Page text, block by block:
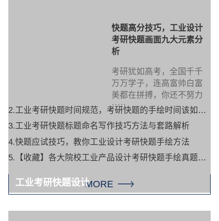
工业考研快题设计
快题高分技巧，工业设计
考研快题画面九大元素分
析
考研犹如高考，全国千千
万万学子，连高富帅白富
美都在拼搏，你还不努力
·····
2.工业考研快题时间规范，考研快题的手绘时间该如何安排？
3.工业考研快题标题命名写作技巧方法与套路解析
4.快题应试技巧，教你工业设计考研快题手绘方法
5.【收藏】各大院校工业产品设计考研快题手绘真题汇总
MORE